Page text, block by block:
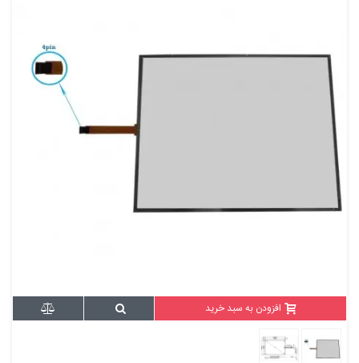
افزودن به سبد خرید